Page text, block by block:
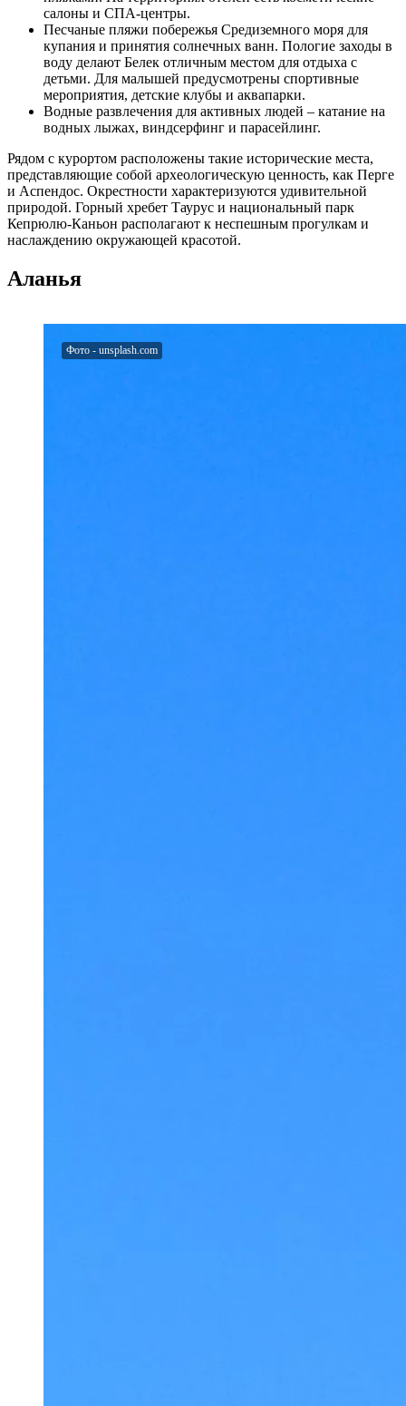
салоны и СПА-центры.
Песчаные пляжи побережья Средиземного моря для
купания и принятия солнечных ванн. Пологие заходы в
воду делают Белек отличным местом для отдыха с
детьми. Для малышей предусмотрены спортивные
мероприятия, детские клубы и аквапарки.
Водные развлечения для активных людей – катание на
водных лыжах, виндсерфинг и парасейлинг.
Рядом с курортом расположены такие исторические места,
представляющие собой археологическую ценность, как Перге
и Аспендос. Окрестности характеризуются удивительной
природой. Горный хребет Таурус и национальный парк
Кепрюлю-Каньон располагают к неспешным прогулкам и
наслаждению окружающей красотой.
Аланья